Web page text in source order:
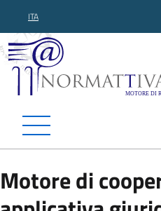
ITA
Normattiva
Motore di